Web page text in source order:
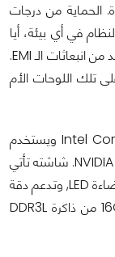
الحماية من درجات
في أي بيئة، أيا
كانت. البنية الجديدة لتصميم PCB اللوحة الأم يحد من انبعاثات الـ EMI.
تلك اللوحات الأم
كمواصفات يأتي هذا الحاسوب مع معالج Intel Core i7 ويستخدم
لوحة بشريحة HM87 مع بطاقة NVIDIA GTX 970 6GB. شاشته تأتي
بحجم 27 بوصة وهي شاشة IPS LCD تستخدم إضاءة LED, وتدعم دقة
عرض 2560x1440. كذاكرة فهو يأتي بسعة 16GB من ذاكرة DDR3L